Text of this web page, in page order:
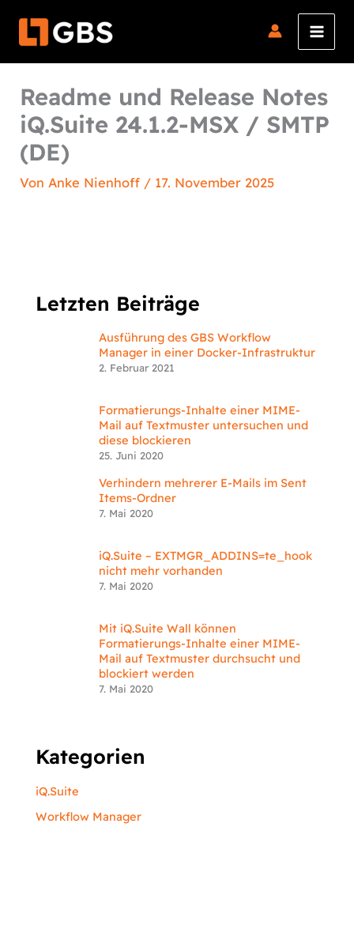
Inhalt
Readme und Release Notes
iQ.Suite 24.1.2-MSX / SMTP
(DE)
Von Anke Nienhoff / 17. November 2025
Letzten Beiträge
Ausführung des GBS Workflow
Manager in einer Docker-Infrastruktur
2. Februar 2021
Formatierungs-Inhalte einer MIME-
Mail auf Textmuster untersuchen und
diese blockieren
25. Juni 2020
Verhindern mehrerer E-Mails im Sent
Items-Ordner
7. Mai 2020
iQ.Suite – EXTMGR_ADDINS=te_hook
nicht mehr vorhanden
7. Mai 2020
Mit iQ.Suite Wall können
Formatierungs-Inhalte einer MIME-
Mail auf Textmuster durchsucht und
blockiert werden
7. Mai 2020
Kategorien
iQ.Suite
Workflow Manager